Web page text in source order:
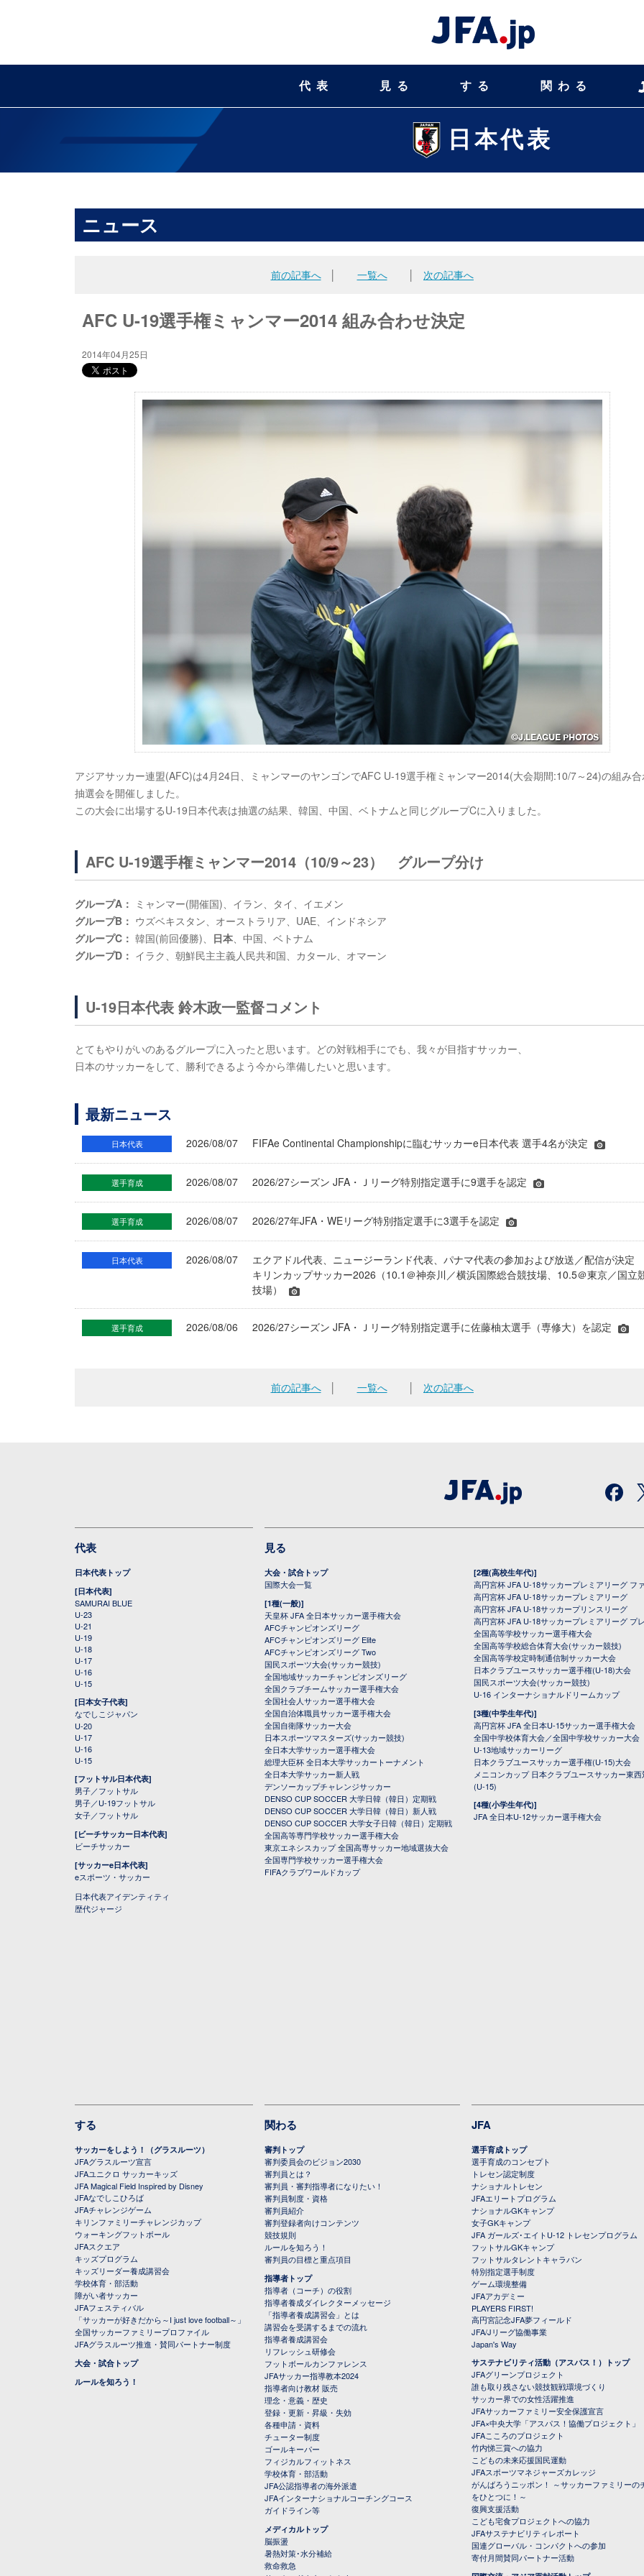
代表 見る する 関わる
日本代表
ニュース
前の記事へ│ 一覧へ 次の記事へ
AFC U-19選手権ミャンマー2014 組み合わせ決定
2014年04月25日
アジアサッカー連盟(AFC)は4月24日、ミャンマーのヤンゴンでAFC U-19選手権ミャンマー2014(大会期間:10/7～24)の組み
抽選会を開催しました。
この大会に出場するU-19日本代表は抽選の結果、韓国、中国、ベトナムと同じグループCに入りました。
AFC U-19選手権ミャンマー2014（10/9～23） グループ分け
グループA： ミャンマー(開催国)、イラン、タイ、イエメン
グループB： ウズベキスタン、オーストラリア、UAE、インドネシア
グループC： 韓国(前回優勝)、 日本、中国、ベトナム
グループD： イラク、朝鮮民主主義人民共和国、カタール、オマーン
U-19日本代表 鈴木政一監督コメント
とてもやりがいのあるグループに入ったと思います。どの対戦相手にでも、我々が目指すサッカー、
日本のサッカーをして、勝利できるよう今から準備したいと思います。
最新ニュース
日本代表 2026/08/07 FIFAe Continental Championshipに臨むサッカーe日本代表 選手4名が決定
選手育成 2026/08/07 2026/27シーズン JFA・Ｊリーグ特別指定選手に9選手を認定
選手育成 2026/08/07 2026/27年JFA・WEリーグ特別指定選手に3選手を認定
日本代表 2026/08/07
エクアドル代表、ニュージーランド代表、パナマ代表の参加および放送／配信が決定
キリンカップサッカー2026（10.1＠神奈川／横浜国際総合競技場、10.5＠東京／国立
技場）
選手育成 2026/08/06 2026/27シーズン JFA・Ｊリーグ特別指定選手に佐藤柚太選手（専修大）を認定
前の記事へ│ 一覧へ 次の記事へ
代表
日本代表トップ
[日本代表]
SAMURAI BLUE
U-23
U-21
U-19
U-18
U-17
U-16
U-15
[日本女子代表]
なでしこジャパン
U-20
U-17
U-16
U-15
[フットサル日本代表]
男子／フットサル
男子／U-19フットサル
女子／フットサル
[ビーチサッカー日本代表]
ビーチサッカー
[サッカーe日本代表]
eスポーツ・サッカー
日本代表アイデンティティ
歴代ジャージ
見る
大会・試合トップ
国際大会一覧
[1種(一般)]
天皇杯 JFA 全日本サッカー選手権大会
AFCチャンピオンズリーグ
AFCチャンピオンズリーグ Elite
AFCチャンピオンズリーグ Two
国民スポーツ大会(サッカー競技)
全国地域サッカーチャンピオンズリーグ
全国クラブチームサッカー選手権大会
全国社会人サッカー選手権大会
全国自治体職員サッカー選手権大会
全国自衛隊サッカー大会
日本スポーツマスターズ(サッカー競技)
全日本大学サッカー選手権大会
総理大臣杯 全日本大学サッカートーナメント
全日本大学サッカー新人戦
デンソーカップチャレンジサッカー
DENSO CUP SOCCER 大学日韓（韓日）定期戦
DENSO CUP SOCCER 大学日韓（韓日）新人戦
DENSO CUP SOCCER 大学女子日韓（韓日）定期戦
全国高等専門学校サッカー選手権大会
東京エネシスカップ 全国高専サッカー地域選抜大会
全国専門学校サッカー選手権大会
FIFAクラブワールドカップ
[2種(高校生年代)]
高円宮杯 JFA U-18サッカープレミアリーグ フ
高円宮杯 JFA U-18サッカープレミアリーグ
高円宮杯 JFA U-18サッカープリンスリーグ
高円宮杯 JFA U-18サッカープレミアリーグ プ
全国高等学校サッカー選手権大会
全国高等学校総合体育大会(サッカー競技)
全国高等学校定時制通信制サッカー大会
日本クラブユースサッカー選手権(U-18)大会
国民スポーツ大会(サッカー競技)
U-16 インターナショナルドリームカップ
[3種(中学生年代)]
高円宮杯 JFA 全日本U-15サッカー選手権大会
全国中学校体育大会／全国中学校サッカー大会
U-13地域サッカーリーグ
日本クラブユースサッカー選手権(U-15)大会
メニコンカップ 日本クラブユースサッカー東
(U-15)
[4種(小学生年代)]
JFA 全日本U-12サッカー選手権大会
する
サッカーをしよう！（グラスルーツ）
JFAグラスルーツ宣言
JFAユニクロ サッカーキッズ
JFA Magical Field Inspired by Disney
JFAなでしこひろば
JFAチャレンジゲーム
キリンファミリーチャレンジカップ
ウォーキングフットボール
JFAスクエア
キッズプログラム
キッズリーダー養成講習会
学校体育・部活動
障がい者サッカー
JFAフェスティバル
「サッカーが好きだから～I just love football～」
全国サッカーファミリープロファイル
JFAグラスルーツ推進・賛同パートナー制度
大会・試合トップ
ルールを知ろう！
関わる
審判トップ
審判委員会のビジョン2030
審判員とは？
審判員・審判指導者になりたい！
審判員制度・資格
審判員紹介
審判登録者向けコンテンツ
競技規則
ルールを知ろう！
審判員の目標と重点項目
指導者トップ
指導者（コーチ）の役割
指導者養成ダイレクターメッセージ
「指導者養成講習会」とは
講習会を受講するまでの流れ
指導者養成講習会
リフレッシュ研修会
フットボールカンファレンス
JFAサッカー指導教本2024
指導者向け教材 販売
理念・意義・歴史
登録・更新・昇級・失効
各種申請・資料
チューター制度
ゴールキーパー
フィジカルフィットネス
学校体育・部活動
JFA公認指導者の海外派遣
JFAインターナショナルコーチングコース
ガイドライン等
メディカルトップ
脳振盪
暑熱対策･水分補給
救命救急
JFA
選手育成トップ
選手育成のコンセプト
トレセン認定制度
ナショナルトレセン
JFAエリートプログラム
ナショナルGKキャンプ
女子GKキャンプ
JFA ガールズ･エイトU-12 トレセンプログラム
フットサルGKキャンプ
フットサルタレントキャラバン
特別指定選手制度
ゲーム環境整備
JFAアカデミー
PLAYERS FIRST!
高円宮記念JFA夢フィールド
JFA/Jリーグ協働事業
Japan's Way
サステナビリティ活動（アスパス！）トップ
JFAグリーンプロジェクト
誰も取り残さない競技観戦環境づくり
サッカー界での女性活躍推進
JFAサッカーファミリー安全保護宣言
JFA×中央大学「アスパス！協働プロジェクト」
JFAこころのプロジェクト
竹内悌三賞への協力
こどもの未来応援国民運動
JFAスポーツマネジャーズカレッジ
がんばろうニッポン！ ～サッカーファミリーの
をひとつに！～
復興支援活動
こども宅食プロジェクトへの協力
JFAサステナビリティレポート
国連グローバル・コンパクトへの参加
寄付月間賛同パートナー活動